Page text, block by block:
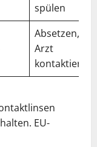
spülen
Absetzen,
Arzt
kontaktieren
EU-